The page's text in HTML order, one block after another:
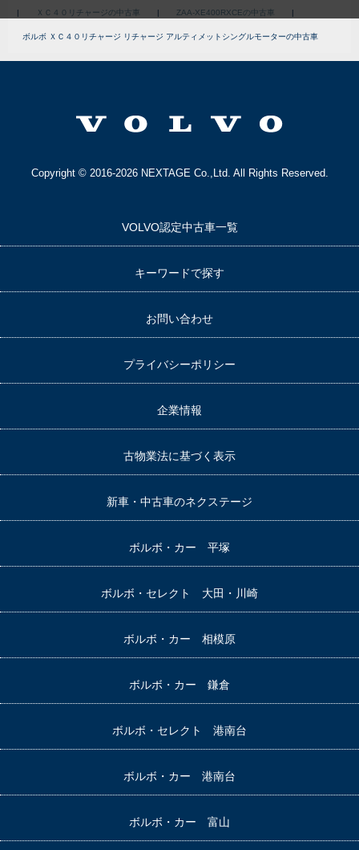
| ＸＣ４０リチャージの中古車 | ZAA-XE400RXCEの中古車 |
ボルボ ＸＣ４０リチャージ リチャージ アルティメットシングルモーターの中古車
Copyright © 2016-2026 NEXTAGE Co.,Ltd. All Rights Reserved.
VOLVO認定中古車一覧
キーワードで探す
お問い合わせ
プライバシーポリシー
企業情報
古物業法に基づく表示
新車・中古車のネクステージ
ボルボ・カー 平塚
ボルボ・セレクト 大田・川崎
ボルボ・カー 相模原
ボルボ・カー 鎌倉
ボルボ・セレクト 港南台
ボルボ・カー 港南台
ボルボ・カー 富山